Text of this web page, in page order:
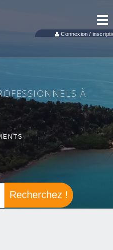
Connexion /
À
Recherchez !